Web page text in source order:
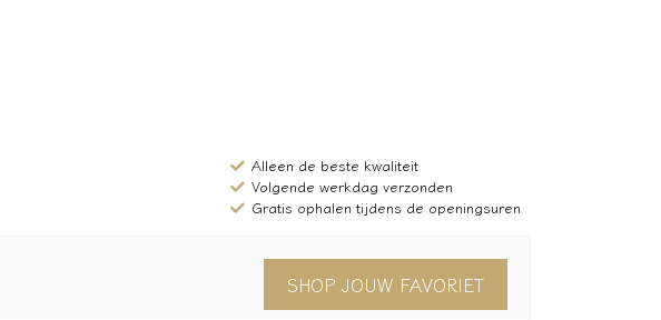
Alleen de beste kwaliteit
Volgende werkdag verzonden
Gratis ophalen tijdens de openingsuren
SHOP JOUW FAVORIET